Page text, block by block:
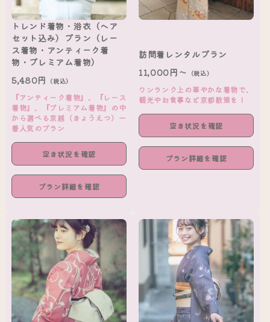
トレンド着物・浴衣（ヘア
セット込み）プラン（レー
ス着物・アンティーク着
物・プレミアム着物）
5,480円 （税込）
『アンティーク着物』、『レース
着物』、『プレミアム着物』の中
から選べる京越（きょうえつ）一
番人気のプラン
空き状況を確認
プラン詳細を確認
訪問着レンタルプラン
11,000円～ （税込）
ワンランク上の華やかな着物で、
観光やお食事など京都散策を！
空き状況を確認
プラン詳細を確認